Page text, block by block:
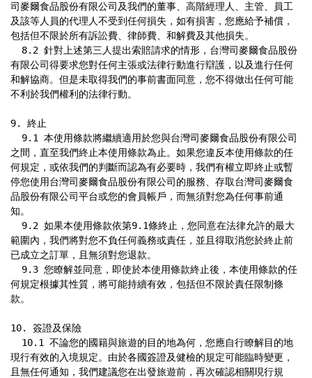
司麥爾食品股份有限公司及我們的董事、高階經理人、主管、員工
及該等人員的代理人不受到任何損失，如有損害，您應給予補償，
包括但不限於所有訴訟費、律師費、和解費及其他損失。
有限公司得要求您對任何主張或法律行動進行辯護，以及進行任何
和解協商。但是未取得我們的事前書面同意，您不得做出任何可能
不利於我們權利的法律行動。
9. 終止
之間，直至我們終止本使用條款為止。如果您違反本使用條款的任
何規定，或依我們的判斷而認為有必要時，我們有權立即終止或暫
停您使用台灣司麥爾食品股份有限公司的服務、存取台灣司麥爾食
品股份有限公司平台或您的會員帳戶，而無須對您為任何事前通
知。
範圍內，我們將對您不負任何義務或責任，並且得取消您於終止前
已成立之訂單，且無須對您退款。
何規定根據其性質，將可能持續有效，包括但不限於責任限制條
款。
10. 簽證及保險
現行有效的入境規定。由於各國簽證及健檢的規定可能臨時變更，
且無任何通知，我們建議您在出發旅遊前，再次確認相關現行規